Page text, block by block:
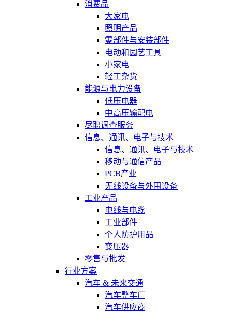
消费品
大家电
照明产品
零部件与安装部件
电动和园艺工具
小家电
轻工杂货
能源与电力设备
低压电器
中高压输配电
尽职调查服务
信息、通讯、电子与技术
信息、通讯、电子与技术
移动与通信产品
PCB产业
无线设备与外围设备
工业产品
电线与电缆
工业部件
个人防护用品
变压器
零售与批发
行业方案
汽车 & 未来交通
汽车整车厂
汽车供应商